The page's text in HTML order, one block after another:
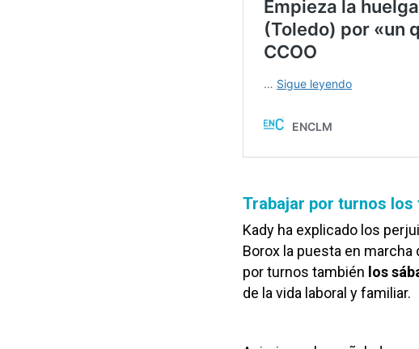
Trabajar por turnos los
Kady ha explicado los
Borox la puesta en marcha
por turnos también los
de la vida laboral y familiar.